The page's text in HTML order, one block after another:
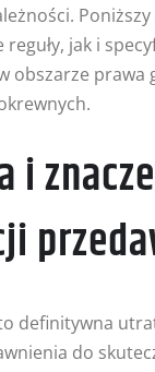
Poniższy
jak i
obszarze prawa
i
definitywna
do